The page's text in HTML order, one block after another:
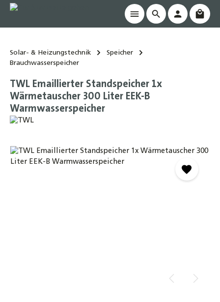
springen
Solar- & Heizungstechnik
Speicher
Brauchwasserspeicher
TWL Emaillierter Standspeicher 1x
Wärmetauscher 300 Liter EEK-B
Warmwasserspeicher
Bildergalerie überspringen